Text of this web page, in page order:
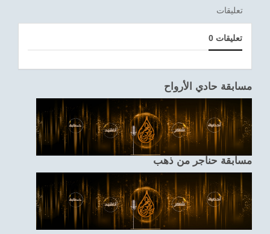
تعليقات
0 تعليقات
مسابقة حادي الأرواح
مسابقة حناجر من ذهب